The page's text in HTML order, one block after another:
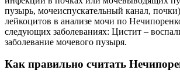
пузырь, мочеиспускательный канал,
лейкоцитов в анализе мочи по
следующих заболеваниях: Цистит –
заболевание мочевого пузыря.
Как правильно считать